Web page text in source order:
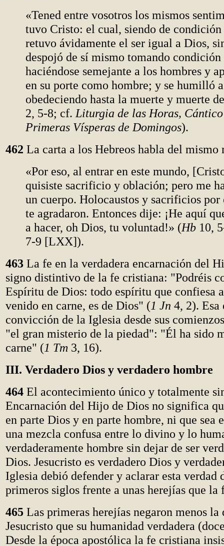
«Tened entre vosotros los mismos
tuvo Cristo: el cual, siendo de
retuvo ávidamente el ser igual a Dios,
despojó de sí mismo tomando condición
haciéndose semejante a los hombres y
en su porte como hombre; y se humilló
obedeciendo hasta la muerte y muerte
2, 5-8; cf. Liturgia de las Horas,
Primeras Vísperas de Domingos).
462 La carta a los Hebreos habla del mismo
«Por eso, al entrar en este mundo,
quisiste sacrificio y oblación; pero me
un cuerpo. Holocaustos y sacrificios por
te agradaron. Entonces dije: ¡He aquí
a hacer, oh Dios, tu voluntad!» (Hb 10,
7-9 [LXX]).
463 La fe en la verdadera encarnación del
signo distintivo de la fe cristiana: "Podréis
Espíritu de Dios: todo espíritu que confiesa
venido en carne, es de Dios" (1 Jn 4, 2). Esa
convicción de la Iglesia desde sus
"el gran misterio de la piedad": "Él ha sido
carne" (1 Tm 3, 16).
III. Verdadero Dios y verdadero hombre
464 El acontecimiento único y totalmente
Encarnación del Hijo de Dios no significa
en parte Dios y en parte hombre, ni que sea
una mezcla confusa entre lo divino y lo
verdaderamente hombre sin dejar de ser
Dios. Jesucristo es verdadero Dios y
Iglesia debió defender y aclarar esta verdad
primeros siglos frente a unas herejías que la
465 Las primeras herejías negaron menos
Jesucristo que su humanidad verdadera
Desde la época apostólica la fe cristiana